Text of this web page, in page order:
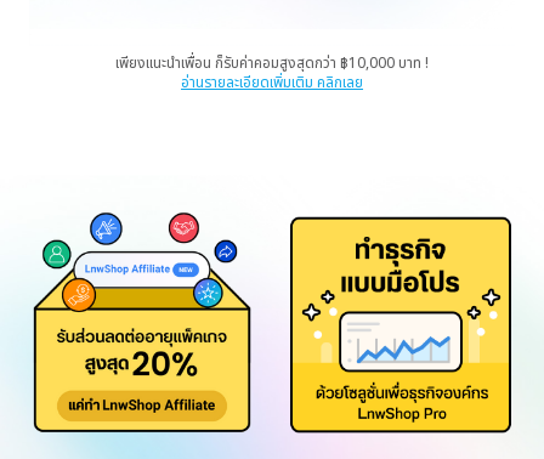
เพียงแนะนำเพื่อน ก็รับค่าคอมสูงสุดกว่า ฿10,000 บาท !
อ่านรายละเอียดเพิ่มเติม คลิกเลย